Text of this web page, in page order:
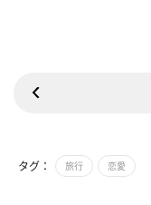
タグ： 旅行 恋愛